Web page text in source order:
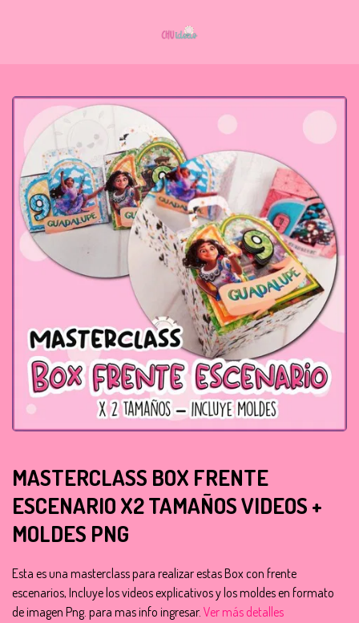
MASTERCLASS BOX FRENTE
ESCENARIO X2 TAMAÑOS VIDEOS +
MOLDES PNG
Esta es una masterclass para realizar estas Box con frente
escenarios, Incluye los videos explicativos y los moldes en formato
de imagen Png. para mas info ingresar. Ver más detalles